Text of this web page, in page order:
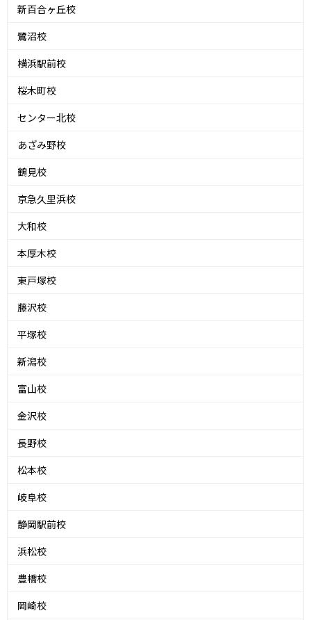
新百合ヶ丘校
鷺沼校
横浜駅前校
桜木町校
センター北校
あざみ野校
鶴見校
京急久里浜校
大和校
本厚木校
東戸塚校
藤沢校
平塚校
新潟校
富山校
金沢校
長野校
松本校
岐阜校
静岡駅前校
浜松校
豊橋校
岡崎校